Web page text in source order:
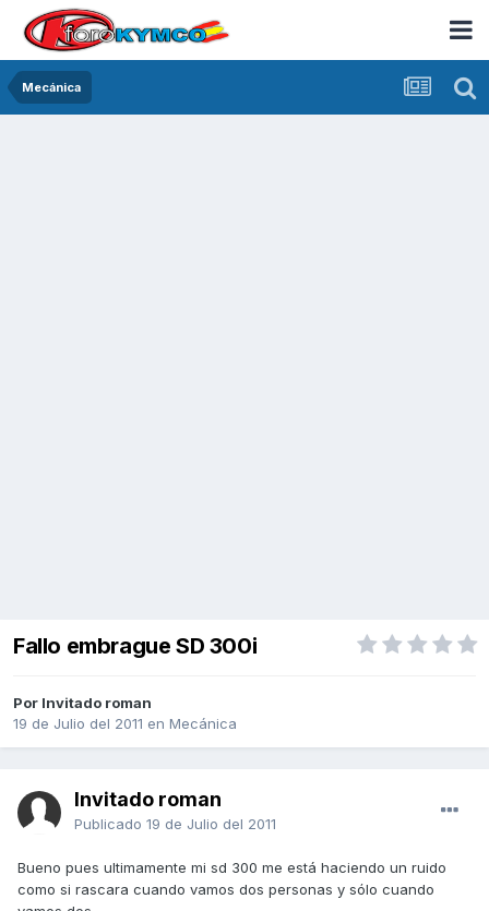
Mecánica
Fallo embrague SD 300i
Por Invitado roman
19 de Julio del 2011 en Mecánica
Invitado roman
Publicado 19 de Julio del 2011
Bueno pues ultimamente mi sd 300 me está haciendo un ruido
como si rascara cuando vamos dos personas y sólo cuando